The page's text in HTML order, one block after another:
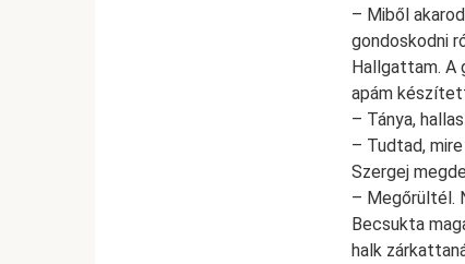
– Miből
gondoskodni
Hallgattam. A
apám
– Tánya,
– Tudtad,
Szergej
– Megőrültél.
Becsukta
halk